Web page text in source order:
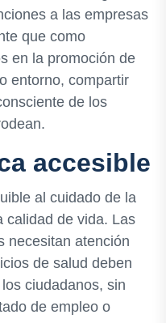
a las empresas
que como
en la promoción de
entorno, compartir
de los
accesible
al cuidado de la
calidad de vida. Las
necesitan atención
de salud deben
ciudadanos, sin
de empleo o